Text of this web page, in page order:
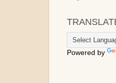
Powered by